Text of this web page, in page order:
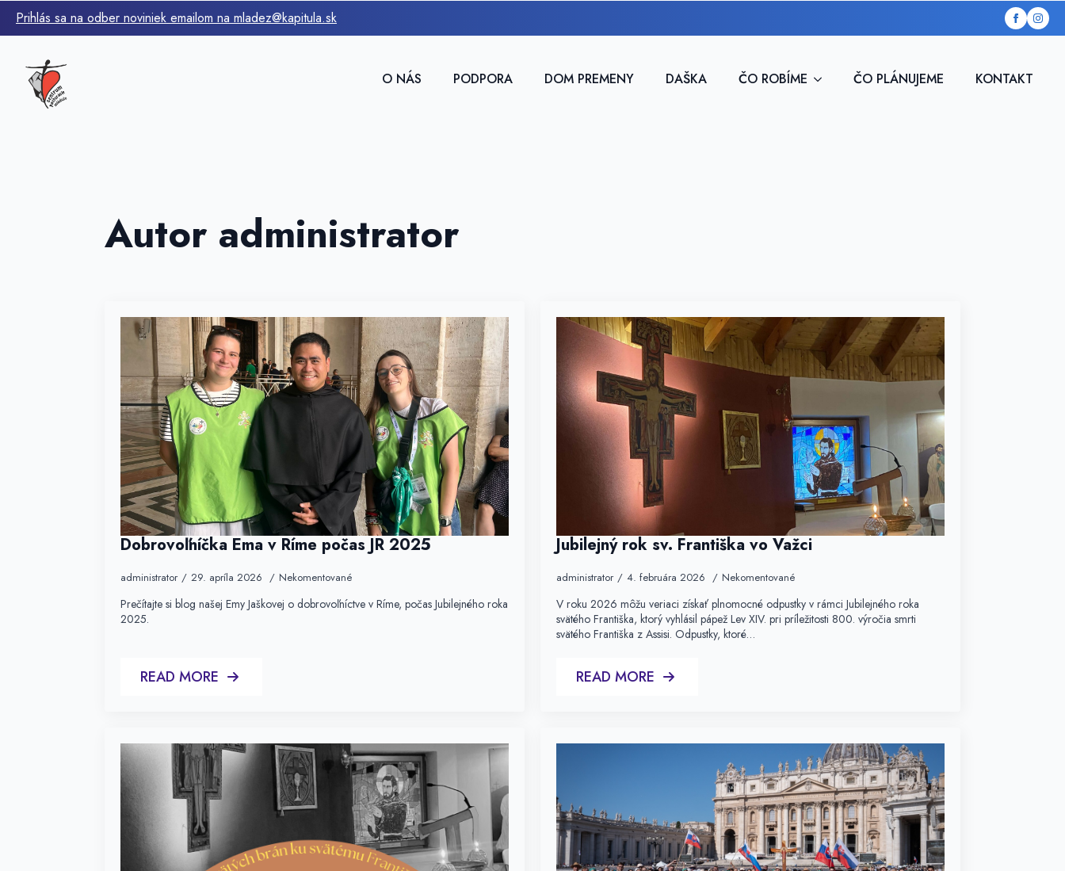
Prihlás sa na odber noviniek emailom na mladez@kapitula.sk
O NÁS PODPORA DOM PREMENY DAŠKA ČO ROBÍME ČO PLÁNUJEME KONTAKT
Autor administrator
Dobrovoľníčka Ema v Ríme počas JR 2025
administrator 29. apríla 2026 Nekomentované
Prečítajte si blog našej Emy Jaškovej o dobrovoľníctve v Ríme, počas Jubilejného roka
2025.
READ MORE
Jubilejný rok sv. Františka vo Važci
administrator 4. februára 2026 Nekomentované
V roku 2026 môžu veriaci získať plnomocné odpustky v rámci Jubilejného roka
svätého Františka, ktorý vyhlásil pápež Lev XIV. pri príležitosti 800. výročia smrti
svätého Františka z Assisi. Odpustky, ktoré…
READ MORE